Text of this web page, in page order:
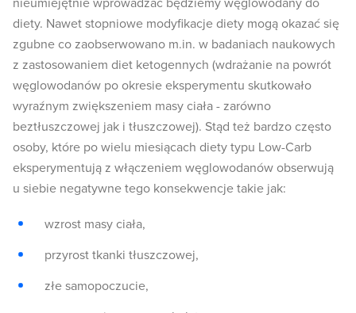
nieumiejętnie wprowadzać będziemy węglowodany do
diety. Nawet stopniowe modyfikacje diety mogą okazać się
zgubne co zaobserwowano m.in. w badaniach naukowych
z zastosowaniem diet ketogennych (wdrażanie na powrót
węglowodanów po okresie eksperymentu skutkowało
wyraźnym zwiększeniem masy ciała - zarówno
beztłuszczowej jak i tłuszczowej). Stąd też bardzo często
osoby, które po wielu miesiącach diety typu Low-Carb
eksperymentują z włączeniem węglowodanów obserwują
u siebie negatywne tego konsekwencje takie jak:
wzrost masy ciała,
przyrost tkanki tłuszczowej,
złe samopoczucie,